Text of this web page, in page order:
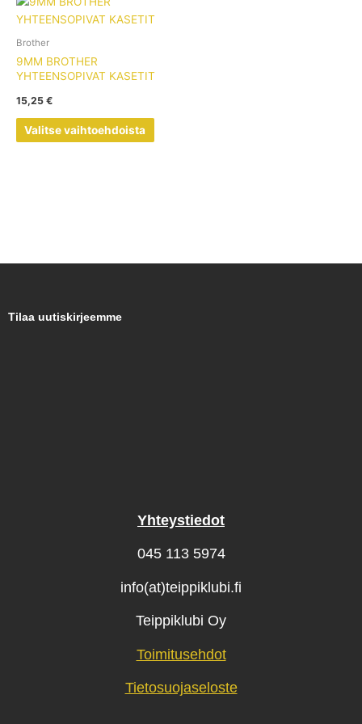
Brother
9MM BROTHER
YHTEENSOPIVAT KASETIT
15,25 €
Valitse vaihtoehdoista
tuotteella
muunnelma.
tuotteen
Tilaa uutiskirjeemme
Yhteystiedot
045 113 5974
info(at)teippiklubi.fi
Teippiklubi Oy
Toimitusehdot
Tietosuojaseloste